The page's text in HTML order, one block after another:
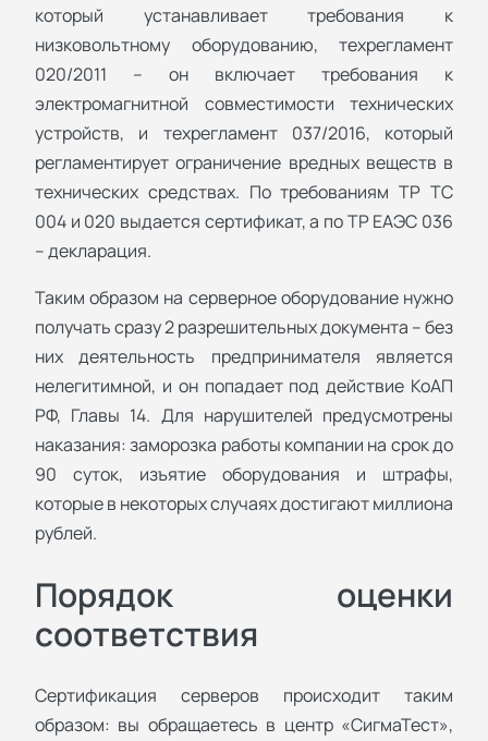
который устанавливает требования к
низковольтному оборудованию, техрегламент
020/2011 – он включает требования к
электромагнитной совместимости технических
устройств, и техрегламент 037/2016, который
регламентирует ограничение вредных веществ в
технических средствах. По требованиям ТР ТС
004 и 020 выдается сертификат, а по ТР ЕАЭС 036
– декларация.
Таким образом на серверное оборудование нужно
получать сразу 2 разрешительных документа – без
них деятельность предпринимателя является
нелегитимной, и он попадает под действие КоАП
РФ, Главы 14. Для нарушителей предусмотрены
наказания: заморозка работы компании на срок до
90 суток, изъятие оборудования и штрафы,
которые в некоторых случаях достигают миллиона
рублей.
Порядок оценки
соответствия
Сертификация серверов происходит таким
образом: вы обращаетесь в центр «СигмаТест»,